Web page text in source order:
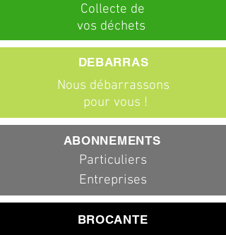
Collecte de
vos déchets
Nous débarrassons
pour vous !
DEBARRAS
ABONNEMENTS
Particuliers
Entreprises
BROCANTE